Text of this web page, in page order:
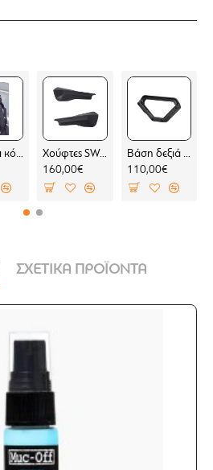
Μπαράκι κόκπιτ KOVE 800 X PRO
Χούφτες SW-Motech Sport BMW F 450 GS (2 σημεία στήριξης)
160,00€
Βάση δεξιά για σαμάρια SW-Motech V-LOC BMW F 450 GS (για BMW σχάρα)
110,00€
ΣΧΕΤΙΚΑ ΠΡΟΪΟΝΤΑ